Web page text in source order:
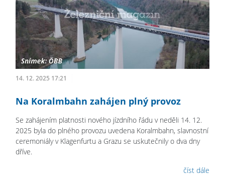
14. 12. 2025 17:21
Na Koralmbahn zahájen plný provoz
Se zahájením platnosti nového jízdního řádu v neděli 14. 12.
2025 byla do plného provozu uvedena Koralmbahn, slavnostní
ceremoniály v Klagenfurtu a Grazu se uskutečnily o dva dny
dříve.
číst dále